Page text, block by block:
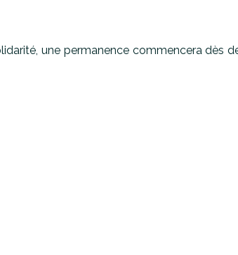
une permanence commencera dès